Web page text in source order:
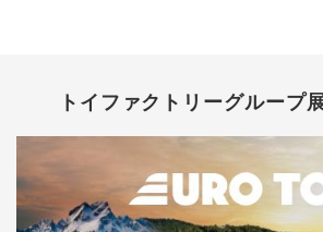
トイファクトリーグループ